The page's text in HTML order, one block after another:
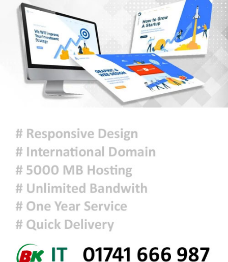
দেশ ও মানুষের কল্যাণে দায়িত্বশীলতার
সঙ্গে কাজ করতে ইউএনওদের প্রতি আহ্বান
প্রধানমন্ত্রীর
ঢাকার আকাশ আংশিক মেঘলা থাকতে
আজকের রাশিফল
চিকিৎসক সমাবেশের উদ্বোধন করলেন
প্রধানমন্ত্রী